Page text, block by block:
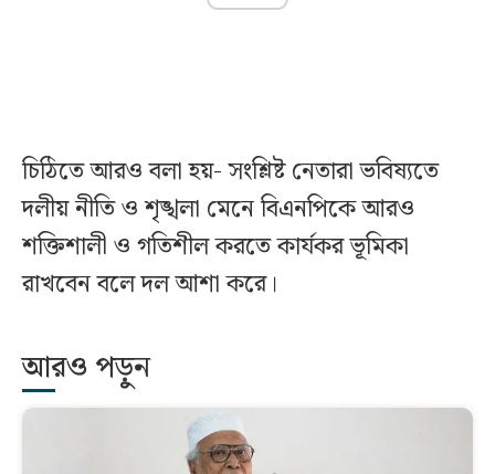
চিঠিতে আরও বলা হয়- সংশ্লিষ্ট নেতারা ভবিষ্যতে
দলীয় নীতি ও শৃঙ্খলা মেনে বিএনপিকে আরও
শক্তিশালী ও গতিশীল করতে কার্যকর ভূমিকা
রাখবেন বলে দল আশা করে।
আরও পড়ুন